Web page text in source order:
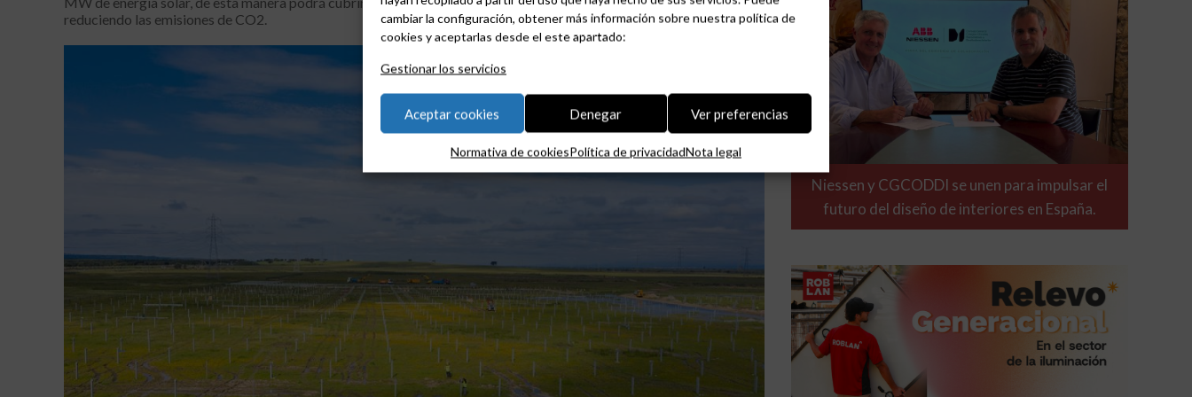
cambiar la configuración, obtener más información sobre nuestra política de
cookies y aceptarlas desde el este apartado:
Gestionar los servicios
Aceptar cookies Denegar Ver preferencias
Normativa de cookiesPolítica de privacidadNota legal
reduciendo las emisiones de CO2.
Niessen y CGCODDI se unen para impulsar el
futuro del diseño de interiores en España.